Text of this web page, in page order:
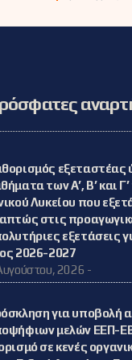
εξεταστέας
των Α’, Β’ και
Λυκείου που
στις
εξετάσεις
2026-2027
2026 -
για υποβολή
μελών ΕΕΠ-
σε κενές